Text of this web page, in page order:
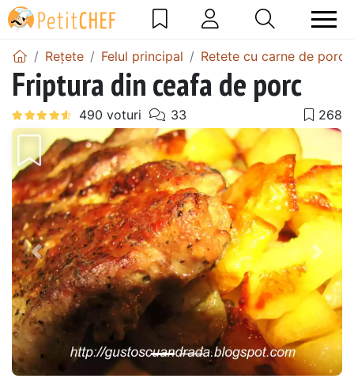
Rețete Felul principal Retete cu carne de porc
Friptura din ceafa de porc
Precedentul